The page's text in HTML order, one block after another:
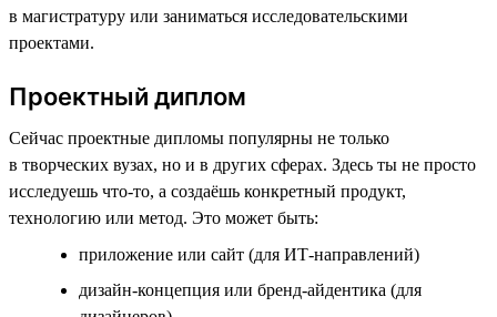
в магистратуру или заниматься исследовательскими
проектами.
Проектный диплом
Сейчас проектные дипломы популярны не только
в творческих вузах, но и в других сферах. Здесь ты не просто
исследуешь что-то, а создаёшь конкретный продукт,
технологию или метод. Это может быть:
приложение или сайт (для ИТ-направлений)
дизайн-концепция или бренд-айдентика (для